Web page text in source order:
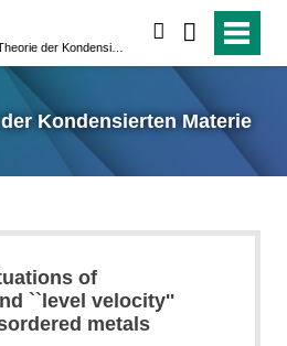
Kondensierten Materie
of
``level velocity''
metals